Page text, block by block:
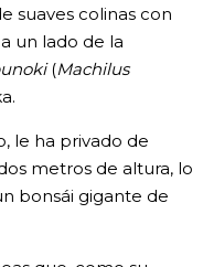
suaves colinas con
un lado de la
(Machilus
le ha privado de
metros de altura, lo
bonsái gigante de